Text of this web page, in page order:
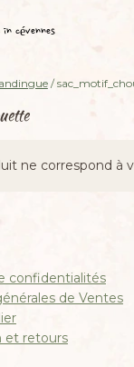
in cévennes
/
ne correspond à
confidentialités
de Ventes
et retours